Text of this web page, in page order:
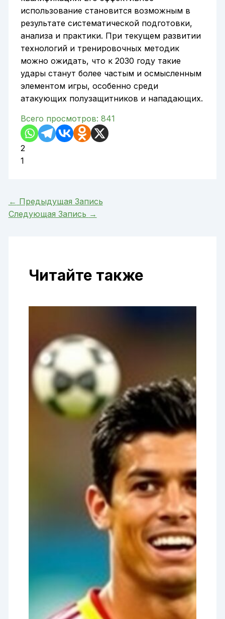
использование становится возможным в
результате систематической подготовки,
анализа и практики. При текущем развитии
технологий и тренировочных методик
можно ожидать, что к 2030 году такие
удары станут более частым и осмысленным
элементом игры, особенно среди
атакующих полузащитников и нападающих.
Всего просмотров: 841
2
1
← Предыдущая Запись
Следующая Запись →
Читайте также